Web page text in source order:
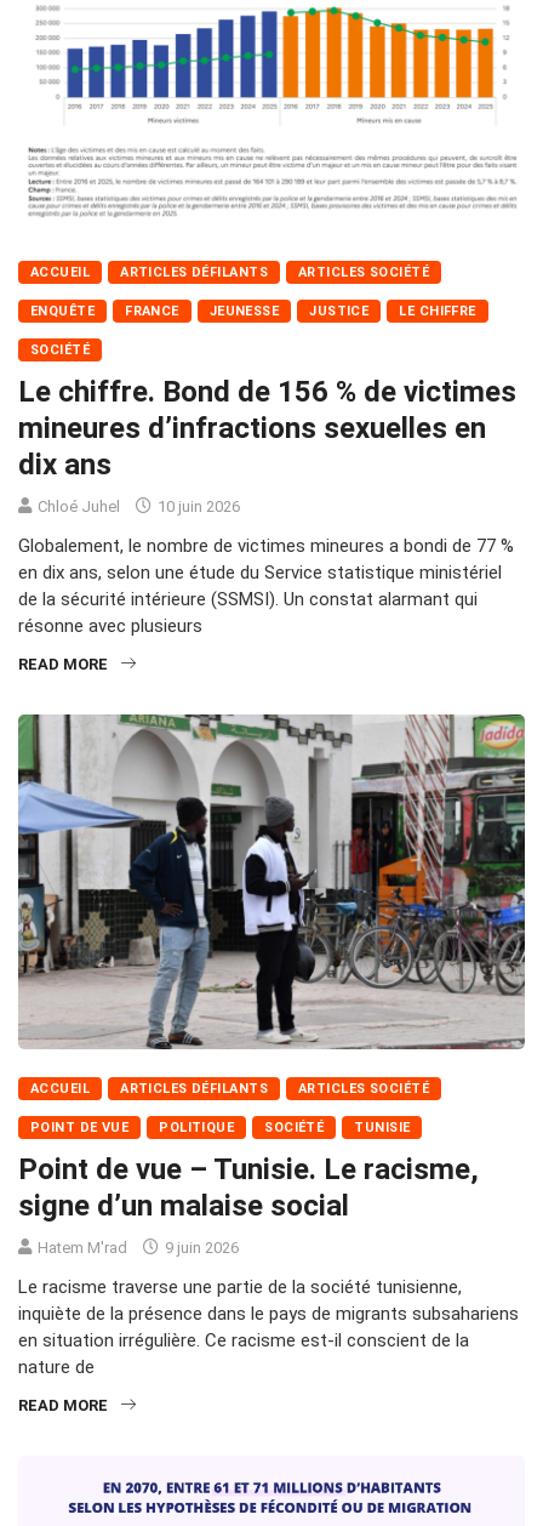
ACCUEIL ARTICLES DÉFILANTS ARTICLES SOCIÉTÉ
ENQUÊTE FRANCE JEUNESSE JUSTICE LE CHIFFRE
SOCIÉTÉ
Le chiffre. Bond de 156 % de victimes
mineures d’infractions sexuelles en
dix ans
Chloé Juhel 10 juin 2026
Globalement, le nombre de victimes mineures a bondi de 77 %
en dix ans, selon une étude du Service statistique ministériel
de la sécurité intérieure (SSMSI). Un constat alarmant qui
résonne avec plusieurs
READ MORE
ACCUEIL ARTICLES DÉFILANTS ARTICLES SOCIÉTÉ
POINT DE VUE POLITIQUE SOCIÉTÉ TUNISIE
Point de vue – Tunisie. Le racisme,
signe d’un malaise social
Hatem M'rad 9 juin 2026
Le racisme traverse une partie de la société tunisienne,
inquiète de la présence dans le pays de migrants subsahariens
en situation irrégulière. Ce racisme est-il conscient de la
nature de
READ MORE